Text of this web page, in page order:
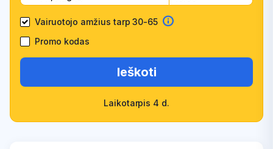
Vairuotojo amžius tarp 30-65
Promo kodas
Ieškoti
Laikotarpis 4 d.